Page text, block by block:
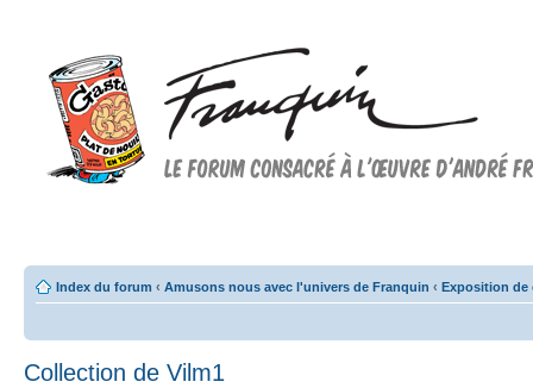
Index du forum ‹ Amusons nous avec l'univers de Franquin ‹ Exposition de
Collection de Vilm1